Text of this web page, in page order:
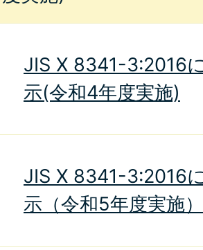
JIS X 8341-3:2016
示(令和4年度実施)
JIS X 8341-3:2016
示（令和5年度実施）